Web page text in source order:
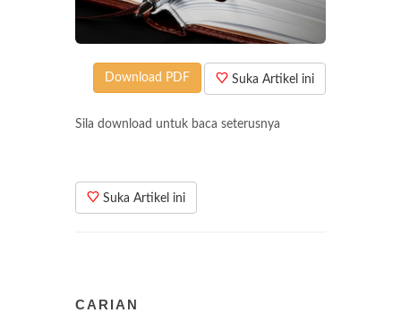
Suka Artikel ini
Download PDF
Sila download untuk baca seterusnya
Suka Artikel ini
CARIAN